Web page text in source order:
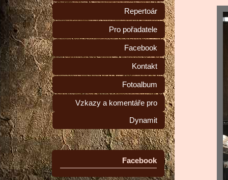
Repertoár
Pro pořadatele
Facebook
Kontakt
Fotoalbum
Vzkazy a komentáře pro
Dynamit
Facebook